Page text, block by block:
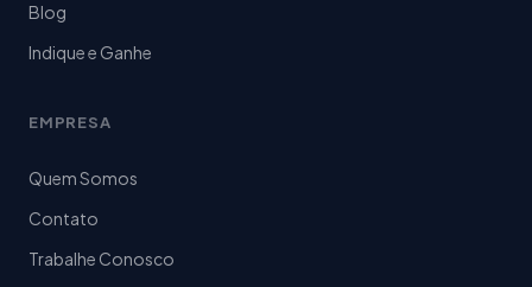
Blog
Indique e Ganhe
EMPRESA
Quem Somos
Contato
Trabalhe Conosco